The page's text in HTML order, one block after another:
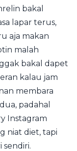
bakal
lapar terus,
aja makan
malah
bakal dapet
kalau jam
membara
padahal
Instagram
niat diet, tapi
sendiri.